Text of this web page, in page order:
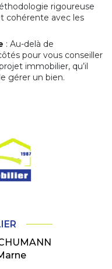
rigoureuse
cohérente avec les
: Au-delà de
pour vous conseiller
immobilier, qu’il
gérer un bien.